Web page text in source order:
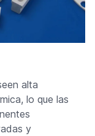
alta
lo que las
y